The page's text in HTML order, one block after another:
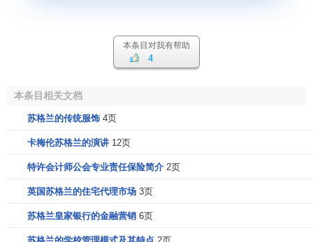
爱尔兰特许会计师公会(Institute of Chartered
Accountants in Ireland)
加拿大特许会计师公会(Canadian Institute of
澳洲特许会计师公会
Accountants of Australia)
新西兰特许会计师公会
南非特许会计师公会(South African Institute of
Chartered Accountants)
香港会计师公会(Hong Kong Institute of Certified
本条目对我有帮助
4
本条目相关文档
苏格兰的传统服饰 4页
卡梅伦苏格兰的演讲 12页
特许会计师公会专业责任保险简介 2页
英国苏格兰的住宅代理市场 3页
苏格兰皇家银行的金融营销 6页